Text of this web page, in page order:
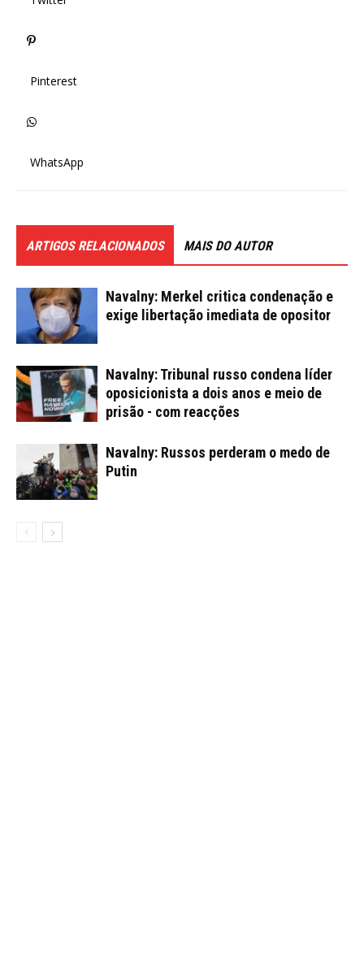
Pinterest
WhatsApp
ARTIGOS RELACIONADOS MAIS DO AUTOR
Navalny: Merkel critica condenação e
exige libertação imediata de opositor
Navalny: Tribunal russo condena líder
oposicionista a dois anos e meio de
prisão - com reacções
Navalny: Russos perderam o medo de
Putin